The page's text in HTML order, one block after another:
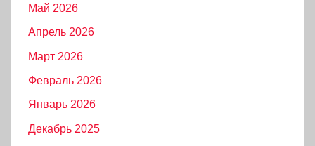
Май 2026
Апрель 2026
Март 2026
Февраль 2026
Январь 2026
Декабрь 2025